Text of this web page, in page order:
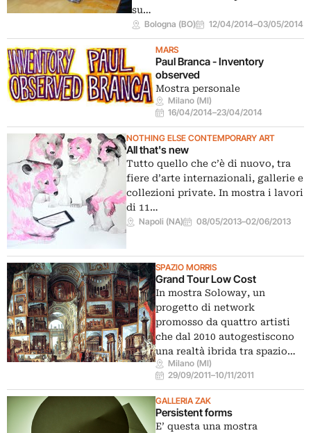
su…
Bologna (BO) 12/04/2014–03/05/2014
MARS
Paul Branca - Inventory
observed
Mostra personale
Milano (MI)
16/04/2014–23/04/2014
NOTHING ELSE CONTEMPORARY ART
All that's new
Tutto quello che c’è di nuovo, tra
fiere d’arte internazionali, gallerie e
collezioni private. In mostra i lavori
di 11…
Napoli (NA) 08/05/2013–02/06/2013
SPAZIO MORRIS
Grand Tour Low Cost
In mostra Soloway, un
progetto di network
promosso da quattro artisti
che dal 2010 autogestiscono
una realtà ibrida tra spazio…
Milano (MI)
29/09/2011–10/11/2011
GALLERIA ZAK
Persistent forms
E’ questa una mostra